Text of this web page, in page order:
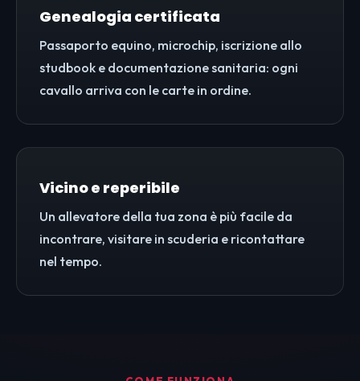
Genealogia certificata
Passaporto equino, microchip, iscrizione allo
studbook e documentazione sanitaria: ogni
cavallo arriva con le carte in ordine.
Vicino e reperibile
Un allevatore della tua zona è più facile da
incontrare, visitare in scuderia e ricontattare
nel tempo.